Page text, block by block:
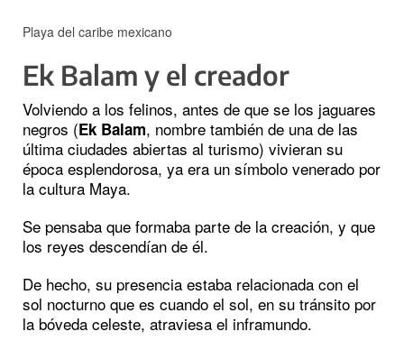
Playa del caribe mexicano
Ek Balam y el creador
Volviendo a los felinos, antes de que se los jaguares
negros (Ek Balam, nombre también de una de las
última ciudades abiertas al turismo) vivieran su
época esplendorosa, ya era un símbolo venerado por
la cultura Maya.
Se pensaba que formaba parte de la creación, y que
los reyes descendían de él.
De hecho, su presencia estaba relacionada con el
sol nocturno que es cuando el sol, en su tránsito por
la bóveda celeste, atraviesa el inframundo.